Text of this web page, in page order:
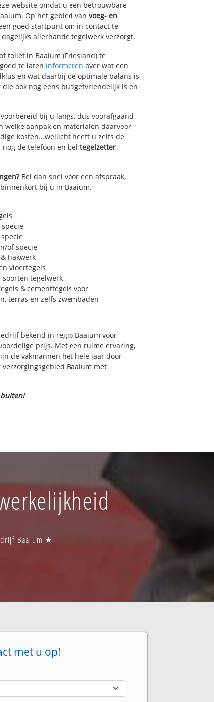
website omdat u een betrouwbare
Op het gebied van voeg- en
goed startpunt om in contact te
allerhande tegelwerk verzorgt.
toilet in Baaium (Friesland) te
te laten informeren over wat een
en wat daarbij de optimale balans is
ook nog eens budgetvriendelijk is en
bij u langs, dus voorafgaand
welke aanpak en materialen daarvoor
kosten...wellicht heeft u zelfs de
nog de telefoon en bel tegelzetter
Bel dan snel voor een afspraak,
bij u in Baaium.
of specie
hakwerk
vloertegels
soorten tegelwerk
& cementtegels voor
terras en zelfs zwembaden
bekend in regio Baaium voor
prijs. Met een ruime ervaring,
de vakmannen het hele jaar door
Baaium met
buiten!
Baaium ★
met u op!